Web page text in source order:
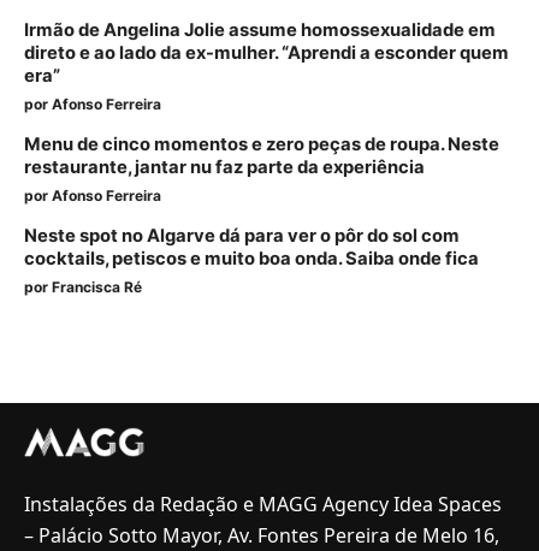
Irmão de Angelina Jolie assume homossexualidade em
direto e ao lado da ex-mulher. “Aprendi a esconder quem
era”
por Afonso Ferreira
Menu de cinco momentos e zero peças de roupa. Neste
restaurante, jantar nu faz parte da experiência
por Afonso Ferreira
Neste spot no Algarve dá para ver o pôr do sol com
cocktails, petiscos e muito boa onda. Saiba onde fica
por Francisca Ré
Instalações da Redação e MAGG Agency Idea Spaces
– Palácio Sotto Mayor, Av. Fontes Pereira de Melo 16,